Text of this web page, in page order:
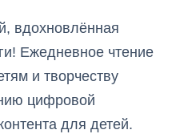
вдохновлённая
Ежедневное чтение
и творчеству
цифровой
для детей.